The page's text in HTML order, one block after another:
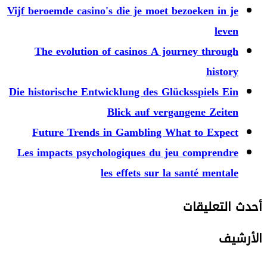
Vijf beroemde casino's die je moet bezoeken in je
leven
The evolution of casinos A journey through
history
Die historische Entwicklung des Glücksspiels Ein
Blick auf vergangene Zeiten
Future Trends in Gambling What to Expect
Les impacts psychologiques du jeu comprendre
les effets sur la santé mentale
أحدث التعليقات
الأرشيف